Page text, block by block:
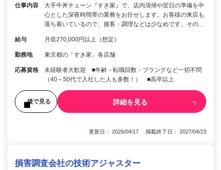
仕事内容
大手牛丼チェーン『すき家』で、店内清掃や翌日の準備を中
心とした深夜時間帯の業務をお任せします。お客様の来店も
落ち着いているので、接客・調理などは少なめです。その…
給与 月収270,000円以上（想定）
勤務地 東京都の「すき家」各店舗
応募資格
未経験者大歓迎 ■年齢・転職回数・ブランクなど一切不問
（40～50代で入社した人も多数！） ■高卒以上
後で見る 詳細を見る
更新日： 2026/04/17 掲載終了日： 2027/04/23
損害調査会社の技術アジャスター